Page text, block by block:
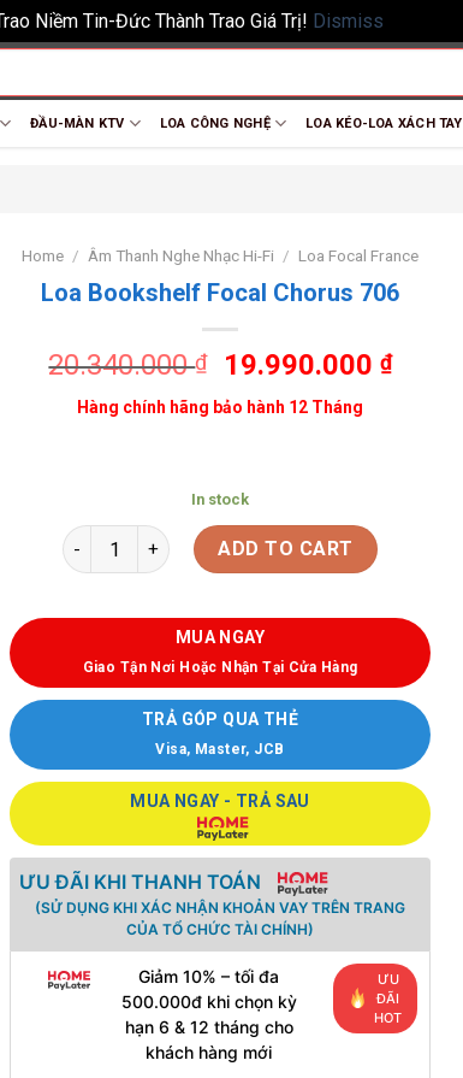
Niềm Tin-Đức Thành Trao Giá Trị! Dismiss
ĐẦU-MÀN KTV LOA CÔNG NGHỆ LOA KÉO-LOA XÁCH TAY
Home / Âm Thanh Nghe Nhạc Hi-Fi / Loa Focal France
Loa Bookshelf Focal Chorus 706
20.340.000₫ 19.990.000 ₫
Hàng chính hãng bảo hành 12 Tháng
In stock
ADD TO CART
MUA NGAY
Giao Tận Nơi Hoặc Nhận Tại Cửa Hàng
TRẢ GÓP QUA THẺ
Visa, Master, JCB
MUA NGAY - TRẢ SAU
ƯU ĐÃI KHI THANH TOÁN
(SỬ DỤNG KHI XÁC NHẬN KHOẢN VAY TRÊN TRANG
CỦA TỔ CHỨC TÀI CHÍNH)
Giảm 10% – tối đa
500.000đ khi chọn kỳ
hạn 6 & 12 tháng cho
khách hàng mới
ƯU
ĐÃI
HOT